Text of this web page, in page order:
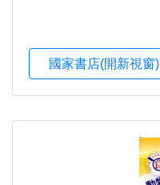
國家書店(開新視窗)